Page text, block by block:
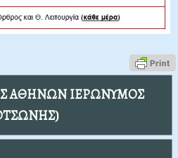
ΑΘΗΝΩΝ ΙΕΡΩΝΥΜΟΣ